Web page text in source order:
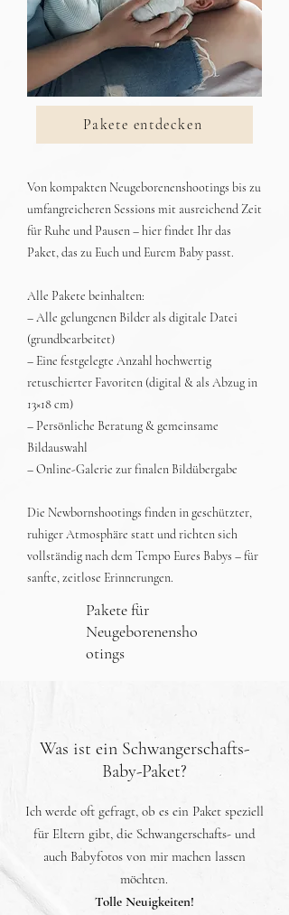
Pakete entdecken
Von kompakten Neugeborenenshootings bis zu
umfangreicheren Sessions mit ausreichend Zeit
für Ruhe und Pausen – hier findet Ihr das
Paket, das zu Euch und Eurem Baby passt.
Alle Pakete beinhalten:
– Alle gelungenen Bilder als digitale Datei
(grundbearbeitet)
– Eine festgelegte Anzahl hochwertig
retuschierter Favoriten (digital & als Abzug in
13×18 cm)
– Persönliche Beratung & gemeinsame
Bildauswahl
– Online-Galerie zur finalen Bildübergabe
Die Newbornshootings finden in geschützter,
ruhiger Atmosphäre statt und richten sich
vollständig nach dem Tempo Eures Babys – für
sanfte, zeitlose Erinnerungen.
Pakete für
Neugeborenensho
otings
Was ist ein Schwangerschafts-
Baby-Paket?
Ich werde oft gefragt, ob es ein Paket speziell
für Eltern gibt, die Schwangerschafts- und
auch Babyfotos von mir machen lassen
möchten.
Tolle Neuigkeiten!